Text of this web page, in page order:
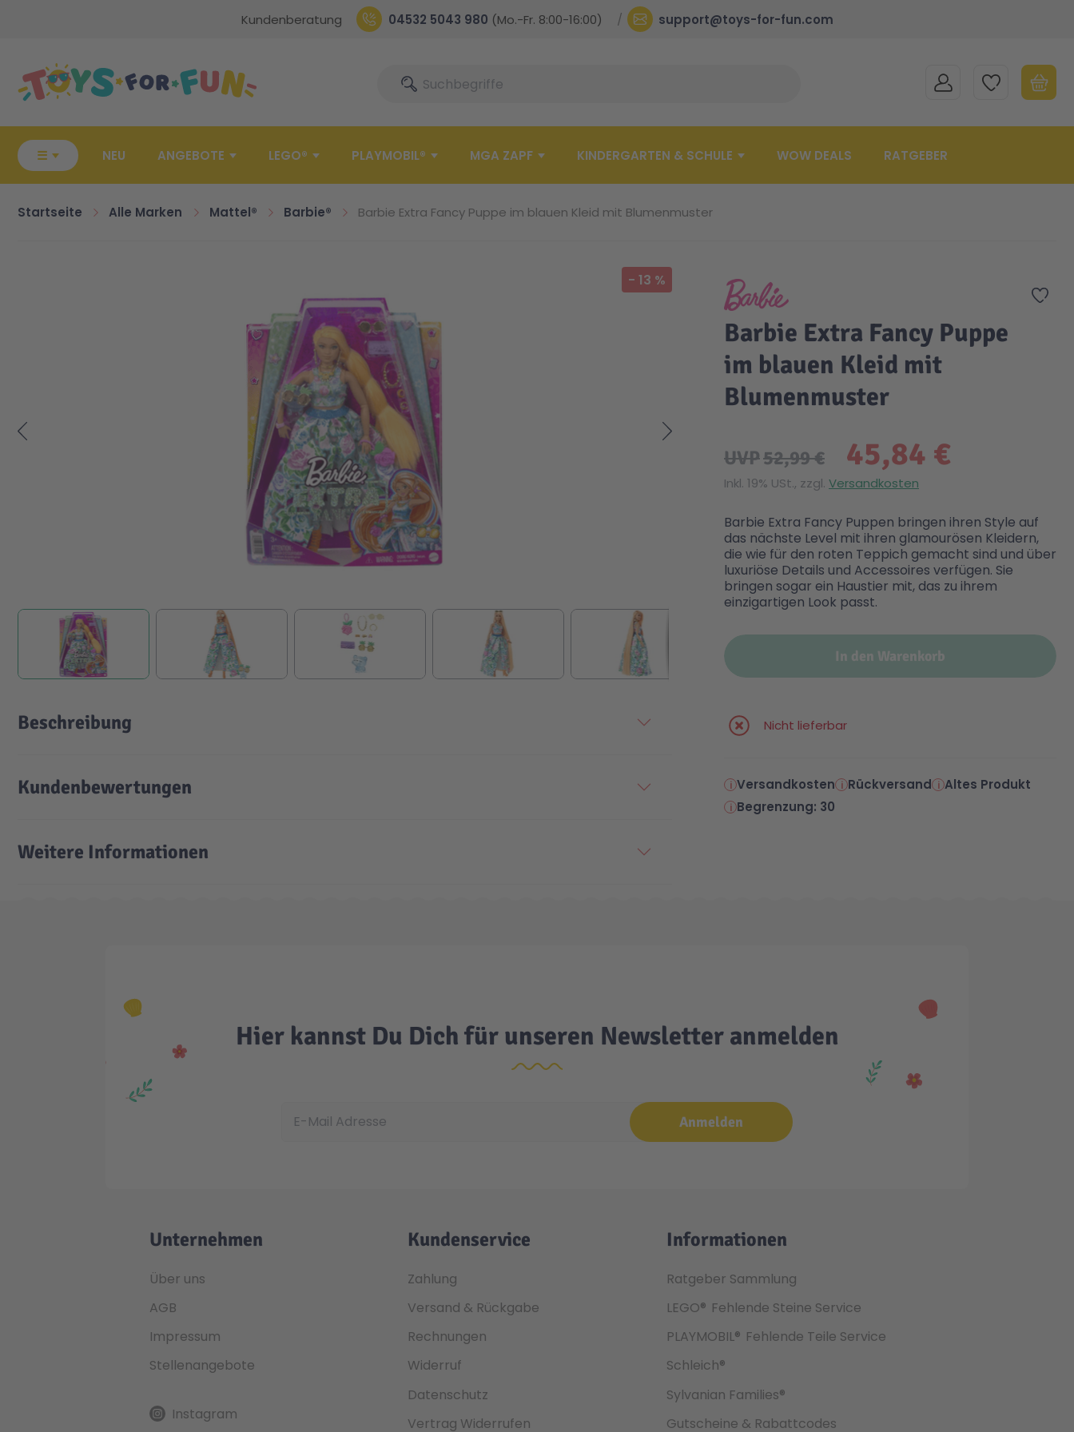
Kundenberatung 04532 5043 980 (Mo.-Fr. 8:00-16:00) support@toys-for-fun.com
SucheSuche MEIN KONTOMEINE WUNSCHLISTE
☰ NEU ANGEBOTE LEGO® PLAYMOBIL® MGA ZAPF KINDERGARTEN & SCHULE WOW DEALS RATGEBER
Startseite Alle Marken Mattel® Barbie® Barbie Extra Fancy Puppe im blauen Kleid mit Blumenmuster
- 13 %
Zur
Barbie Extra Fancy Puppe
im blauen Kleid mit
Blumenmuster
45,84 €
UVP52,99 €
Inkl. 19% USt., zzgl. Versandkosten
Barbie Extra Fancy Puppen bringen ihren Style auf
das nächste Level mit ihren glamourösen Kleidern,
die wie für den roten Teppich gemacht sind und über
luxuriöse Details und Accessoires verfügen. Sie
bringen sogar ein Haustier mit, das zu ihrem
einzigartigen Look passt.
In den Warenkorb
Nicht lieferbar
Versandkosten Rückversand
Altes Produkt
Begrenzung: 30
Beschreibung
Kundenbewertungen
Weitere Informationen
Hier kannst Du Dich für unseren Newsletter anmelden
Anmelden
Unternehmen
Über uns
AGB
Impressum
Stellenangebote
Instagram
Kundenservice
Zahlung
Versand & Rückgabe
Rechnungen
Widerruf
Datenschutz
Vertrag Widerrufen
Informationen
Ratgeber Sammlung
LEGO® Fehlende Steine Service
PLAYMOBIL® Fehlende Teile Service
Schleich®
Sylvanian Families®
Gutscheine & Rabattcodes